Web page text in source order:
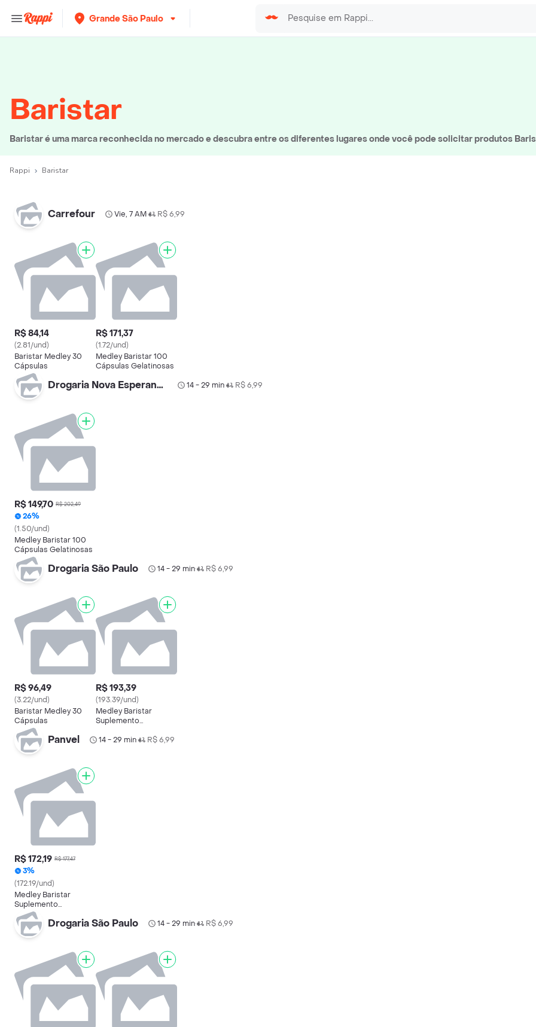
Grande São Paulo
Baristar
Baristar é uma marca reconhecida no mercado e descubra entre os diferentes lugares onde você pode solicitar produtos
Rappi Baristar
Carrefour Vie, 7 AM• R$ 6,99
R$ 84,14
(2.81/und)
Baristar Medley 30
Cápsulas
R$ 171,37
(1.72/und)
Medley Baristar 100
Cápsulas Gelatinosas
Drogaria Nova Esperança 14 - 29 min• R$ 6,99
R$ 149,70 R$ 202,49
26%
(1.50/und)
Medley Baristar 100
Cápsulas Gelatinosas
Drogaria São Paulo 14 - 29 min• R$ 6,99
R$ 96,49
(3.22/und)
Baristar Medley 30
Cápsulas
R$ 193,39
(193.39/und)
Medley Baristar
Suplemento
Cápsulas Gelatinosas
Panvel 14 - 29 min• R$ 6,99
R$ 172,19 R$ 177,47
3%
(172.19/und)
Medley Baristar
Suplemento
Vitamínico Caixa 100
Cápsulas Gelatinosas
Moles
Drogaria São Paulo 14 - 29 min• R$ 6,99